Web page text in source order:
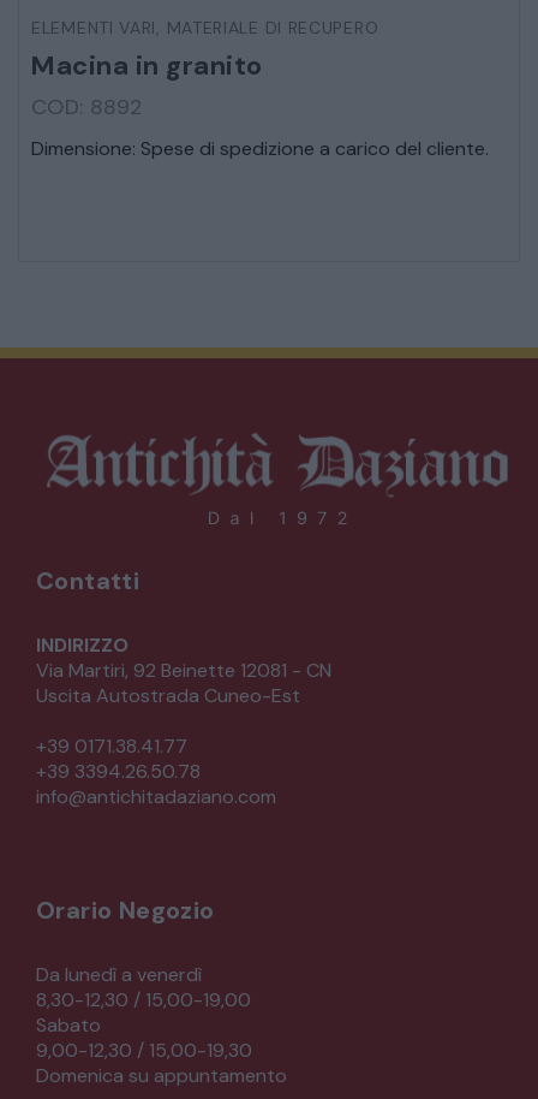
ELEMENTI VARI, MATERIALE DI RECUPERO
Macina in granito
COD: 8892
Dimensione: Spese di spedizione a carico del cliente.
Contatti
INDIRIZZO
Via Martiri, 92 Beinette 12081 - CN
Uscita Autostrada Cuneo-Est
+39 0171.38.41.77
+39 3394.26.50.78
info@antichitadaziano.com
Orario Negozio
Da lunedì a venerdì
8,30-12,30 / 15,00-19,00
Sabato
9,00-12,30 / 15,00-19,30
Domenica su appuntamento